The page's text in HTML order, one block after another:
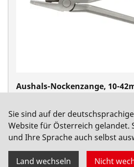
Aushals-Nockenzange, 10-
Sie sind auf der
Website für Österreich gelandet.
und Ihre Sprache auch selbst
Land wechseln Nicht